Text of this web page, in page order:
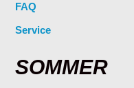
FAQ
Service
SOMMER